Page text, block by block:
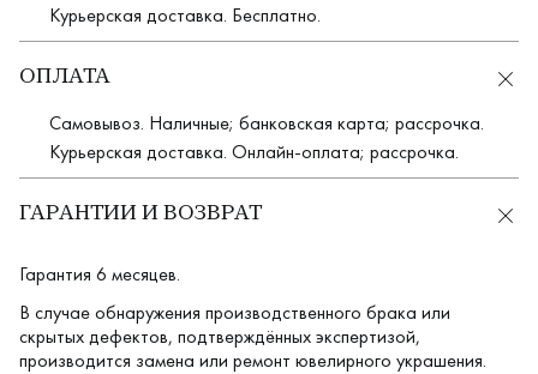
Курьерская доставка. Бесплатно.
ОПЛАТА
Самовывоз. Наличные; банковская карта; рассрочка.
Курьерская доставка. Онлайн-оплата; рассрочка.
ГАРАНТИИ И ВОЗВРАТ
Гарантия 6 месяцев.
В случае обнаружения производственного брака или
скрытых дефектов, подтверждённых экспертизой,
производится замена или ремонт ювелирного украшения.